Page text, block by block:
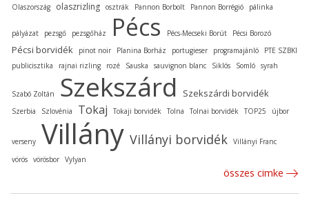
Olaszország
olaszrizling osztrák Pannon Borbolt Pannon Borrégió pálinka
pályázat pezsgő pezsgőház Pécs Pécs-Mecseki Borút Pécsi Borozó
Pécsi borvidék pinot noir Planina Borház portugieser programajánló
PTE SZBKI
publicisztika
rajnai rizling rozé Sauska sauvignon blanc Siklós Somló syrah
Szabó Zoltán Szekszárd Szekszárdi borvidék
Szerbia Szlovénia Tokaj Tokaji borvidék Tolna Tolnai borvidék TOP25 újbor
verseny Villány Villányi borvidék Villányi Franc
vörös vörösbor Vylyan
összes cimke